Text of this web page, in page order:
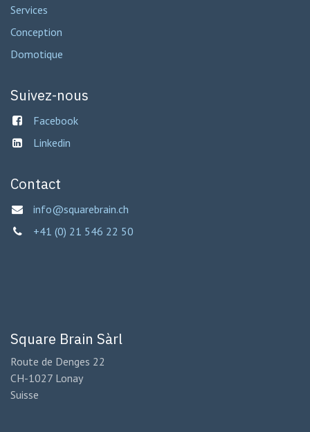
Services
Conception
Domotique
Suivez-nous
Facebook
Linkedin
Contact
info@squarebrain.ch
+41 (0) 21 546 22 50
Square Brain Sàrl
Route de Denges 22
CH-1027 Lonay
Suisse